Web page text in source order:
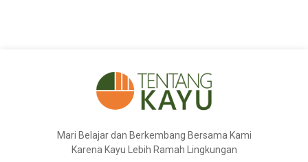
Mari Belajar dan Berkembang Bersama Kami
Karena Kayu Lebih Ramah Lingkungan